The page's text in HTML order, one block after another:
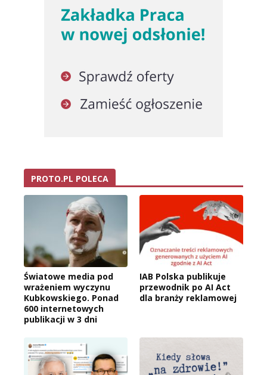
PROTO.PL POLECA
Światowe media pod
wrażeniem wyczynu
Kubkowskiego. Ponad
600 internetowych
publikacji w 3 dni
IAB Polska publikuje
przewodnik po AI Act
dla branży reklamowej